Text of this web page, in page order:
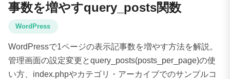
事数を増やすquery_posts関数
WordPress
WordPressで1ページの表示記事数を増やす方法を解説。
管理画面の設定変更とquery_posts(posts_per_page)の使
い方、index.phpやカテゴリ・アーカイブでのサンプルコ